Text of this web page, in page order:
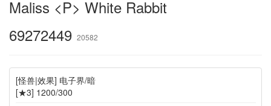
Maliss <P> White Rabbit
69272449 20582
[怪兽|效果] 电子界/暗
[★3] 1200/300